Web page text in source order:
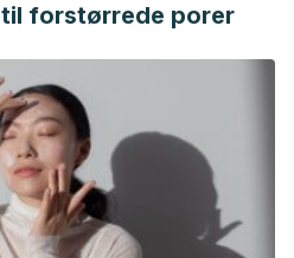
forstørrede porer